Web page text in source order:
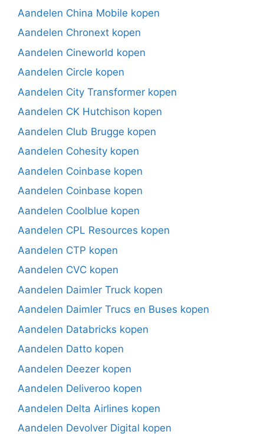
Aandelen China Mobile kopen
Aandelen Chronext kopen
Aandelen Cineworld kopen
Aandelen Circle kopen
Aandelen City Transformer kopen
Aandelen CK Hutchison kopen
Aandelen Club Brugge kopen
Aandelen Cohesity kopen
Aandelen Coinbase kopen
Aandelen Coinbase kopen
Aandelen Coolblue kopen
Aandelen CPL Resources kopen
Aandelen CTP kopen
Aandelen CVC kopen
Aandelen Daimler Truck kopen
Aandelen Daimler Trucs en Buses kopen
Aandelen Databricks kopen
Aandelen Datto kopen
Aandelen Deezer kopen
Aandelen Deliveroo kopen
Aandelen Delta Airlines kopen
Aandelen Devolver Digital kopen